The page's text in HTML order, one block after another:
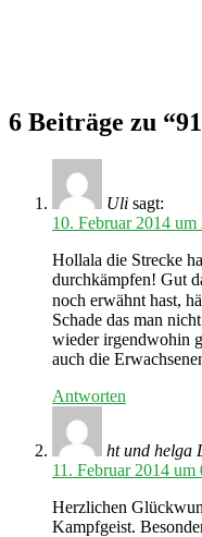
6 Beiträge zu
Uli sagt:
10. Februar 2014
Hollala die Strecke
durchkämpfen! Gut
noch erwähnt hast,
Schade das man
wieder irgendwohin
auch die
Antworten
ht und helga
11. Februar 2014
Herzlichen
Kampfgeist.